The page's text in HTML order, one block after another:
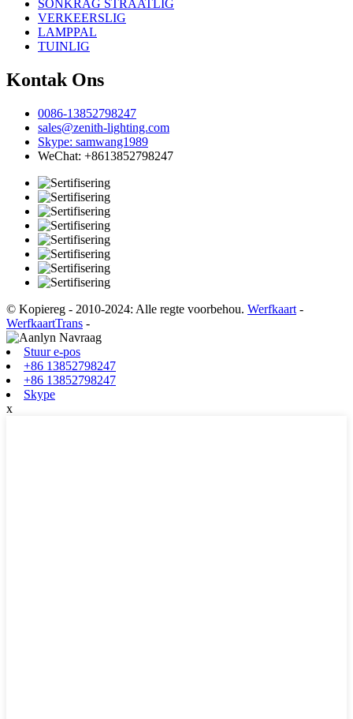
SONKRAG STRAATLIG
VERKEERSLIG
LAMPPAL
TUINLIG
Kontak Ons
0086-13852798247
sales@zenith-lighting.com
Skype: samwang1989
WeChat: +8613852798247
© Kopiereg - 2010-2024: Alle regte voorbehou. Werfkaart -
WerfkaartTrans -
Stuur e-pos
+86 13852798247
+86 13852798247
Skype
x